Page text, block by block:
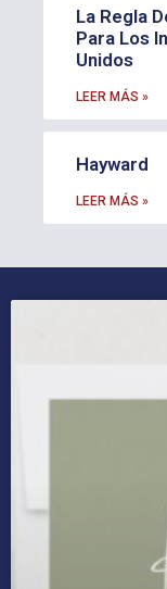
La Regla
Para Los
Unidos
LEER MÁS »
Hayward
LEER MÁS »